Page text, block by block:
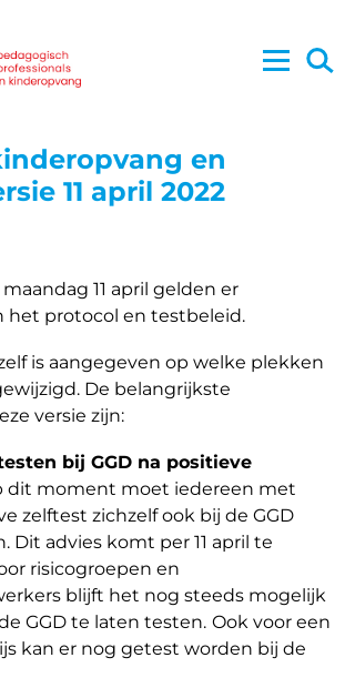
en
11 april 2022
11 april gelden er
het protocol en testbeleid.
is aangegeven op welke plekken
De belangrijkste
versie zijn:
bij GGD na positieve
dit moment moet iedereen met
zelftest zichzelf ook bij de GGD
Dit advies komt per 11 april te
risicogroepen en
blijft het nog steeds mogelijk
GGD te laten testen. Ook voor een
kan er nog getest worden bij de